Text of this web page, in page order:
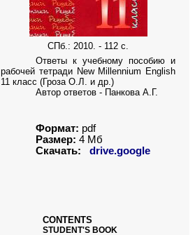
СПб.: 2010. - 112 с.
Ответы к учебному пособию и
рабочей тетради New Millennium English
11 класс (Гроза О.Л. и др.)
Автор ответов - Панкова А.Г.
Формат: pdf
Размер: 4 Мб
Скачать:
drive.google
CONTENTS
STUDENT'S BOOK